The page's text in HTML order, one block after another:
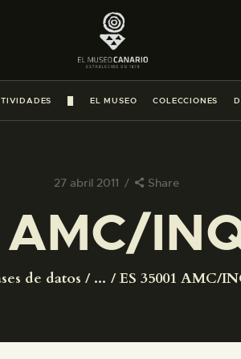
EL MUSEO COLECCIONES
27 abril 2011 Share
AMC/
de datos ... ES 35001 AMC/
LA VISITA